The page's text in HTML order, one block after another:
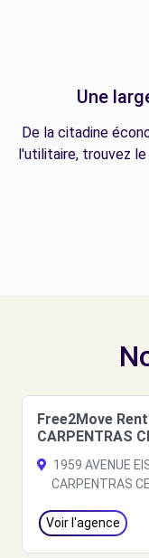
Une
De la citadine
l'utilitaire, trouvez
Free2Move Rent
CARPENTRAS
1959 AVENUE
CARPENTRAS
Voir l'agence